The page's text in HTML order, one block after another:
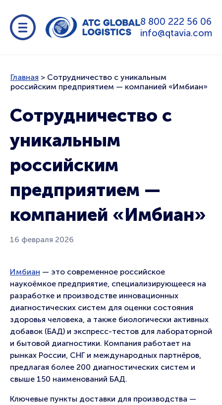
8 800 222 56 06
info@qtavia.com
Главная > Сотрудничество с уникальным
российским предприятием — компанией «Имбиан»
Сотрудничество с
уникальным
российским
предприятием —
компанией «Имбиан»
16 февраля 2026
Имбиан — это современное российское
наукоёмкое предприятие, специализирующееся на
разработке и производстве инновационных
диагностических систем для оценки состояния
здоровья человека, а также биологически активных
добавок (БАД) и экспресс-тестов для лабораторной
и бытовой диагностики. Компания работает на
рынках России, СНГ и международных партнёров,
предлагая более 200 диагностических систем и
свыше 150 наименований БАД.
Ключевые пункты доставки для производства —